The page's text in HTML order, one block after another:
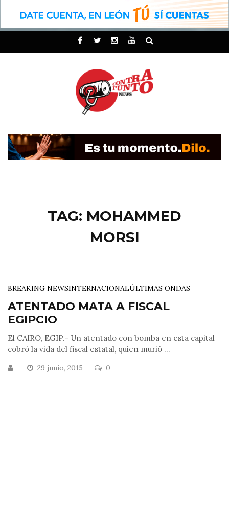
TAG: MOHAMMED
MORSI
BREAKING NEWSINTERNACIONALÚLTIMAS ONDAS
ATENTADO MATA A FISCAL
EGIPCIO
El CAIRO, EGIP.- Un atentado con bomba en esta capital
cobró la vida del fiscal estatal, quien murió ...
29 junio, 2015 0